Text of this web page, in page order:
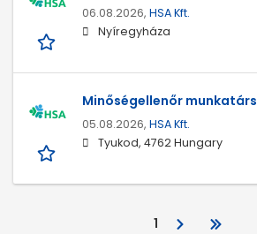
06.08.2026, HSA Kft.
Nyíregyháza
Minőségellenőr munkatárs
05.08.2026, HSA Kft.
Tyukod, 4762 Hungary
1